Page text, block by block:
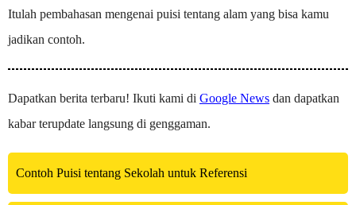
Itulah pembahasan mengenai puisi tentang alam yang bisa kamu
jadikan contoh.
Dapatkan berita terbaru! Ikuti kami di Google News dan dapatkan
kabar terupdate langsung di genggaman.
Contoh Puisi tentang Sekolah untuk Referensi